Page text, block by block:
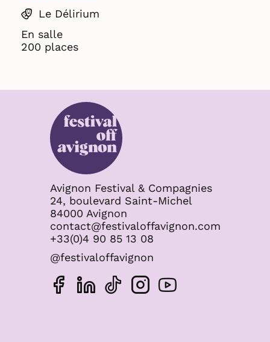
Le Délirium
En salle
200 places
Avignon Festival & Compagnies
24, boulevard Saint-Michel
84000 Avignon
contact@festivaloffavignon.com
+33(0)4 90 85 13 08
@festivaloffavignon